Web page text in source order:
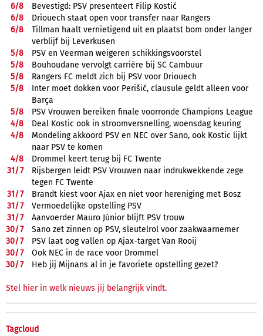
6/8
Bevestigd: PSV presenteert Filip Kostić
6/8
Driouech staat open voor transfer naar Rangers
6/8
Tillman haalt vernietigend uit en plaatst bom onder langer
verblijf bij Leverkusen
5/8
PSV en Veerman weigeren schikkingsvoorstel
5/8
Bouhoudane vervolgt carrière bij SC Cambuur
5/8
Rangers FC meldt zich bij PSV voor Driouech
5/8
Inter moet dokken voor Perišić, clausule geldt alleen voor
Barça
5/8
PSV Vrouwen bereiken finale voorronde Champions League
4/8
Deal Kostic ook in stroomversnelling, woensdag keuring
4/8
Mondeling akkoord PSV en NEC over Sano, ook Kostic lijkt
naar PSV te komen
4/8
Drommel keert terug bij FC Twente
31/7
Rijsbergen leidt PSV Vrouwen naar indrukwekkende zege
tegen FC Twente
31/7
Brandt kiest voor Ajax en niet voor hereniging met Bosz
31/7
Vermoedelijke opstelling PSV
31/7
Aanvoerder Mauro Júnior blijft PSV trouw
30/7
Sano zet zinnen op PSV, sleutelrol voor zaakwaarnemer
30/7
PSV laat oog vallen op Ajax-target Van Rooij
30/7
Ook NEC in de race voor Drommel
30/7 Heb jij Mijnans al in je favoriete opstelling gezet?
Stel hier in welk nieuws jij belangrijk vindt.
Tagcloud